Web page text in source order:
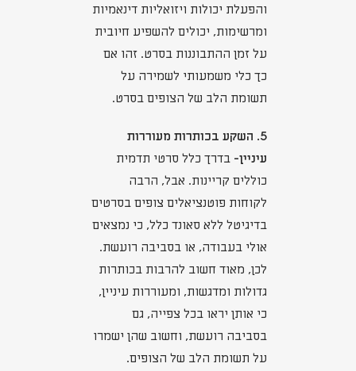
והפעלת יכולות ויזואליות דינאמיות
ומרשימות, יכולים להשפיע חיובית
על זמן ההתבוננות בסרט. זהו אם
כך כלי משמעותי לשמירה על
תשומת הלב של הצופים בסרט.
5. השקע בכותרות מעוררות
עיניין- בדרך כלל סרטי תדמית
כוללים קריינות. אבל, הרבה
לקוחות פוטנציאלים צופים בסרטים
בדיגיטל ללא סאונד כלל, כי נמצאים
אולי בעבודה, או בסביבה רועשת.
לכן, מאוד חשוב להרבות בכותרות
גדולות ומדגשות, ומעוררות עיניין,
כי אותן יראו בכל צפייה, גם
בסביבה רועשת, וחשוב שהן ישמרו
על תשומת הלב של הצופים.